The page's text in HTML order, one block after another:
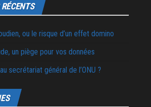
ou le risque d’un effet domino
un piège pour vos données
secrétariat général de l’ONU ?